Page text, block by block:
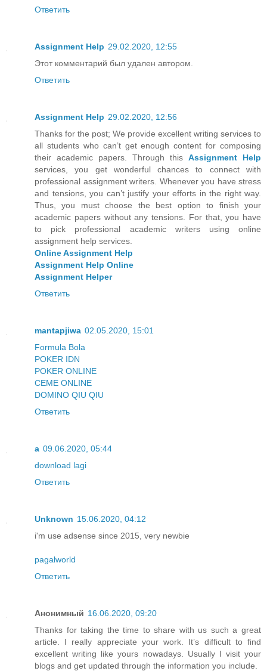
Ответить
Assignment Help 29.02.2020, 12:55
Этот комментарий был удален автором.
Ответить
Assignment Help 29.02.2020, 12:56
Thanks for the post; We provide excellent writing services to
all students who can’t get enough content for composing
their academic papers. Through this Assignment Help
services, you get wonderful chances to connect with
professional assignment writers. Whenever you have stress
and tensions, you can’t justify your efforts in the right way.
Thus, you must choose the best option to finish your
academic papers without any tensions. For that, you have
to pick professional academic writers using online
assignment help services.
Online Assignment Help
Assignment Help Online
Assignment Helper
Ответить
mantapjiwa 02.05.2020, 15:01
Formula Bola
POKER IDN
POKER ONLINE
CEME ONLINE
DOMINO QIU QIU
Ответить
a 09.06.2020, 05:44
download lagi
Ответить
Unknown 15.06.2020, 04:12
i'm use adsense since 2015, very newbie
pagalworld
Ответить
Анонимный 16.06.2020, 09:20
Thanks for taking the time to share with us such a great
article. I really appreciate your work. It’s difficult to find
excellent writing like yours nowadays. Usually I visit your
blogs and get updated through the information you include.